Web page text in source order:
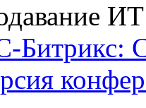
Битрикс: